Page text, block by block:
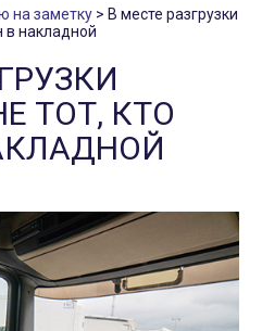
на заметку
В месте разгрузки
в накладной
ТОТ, КТО